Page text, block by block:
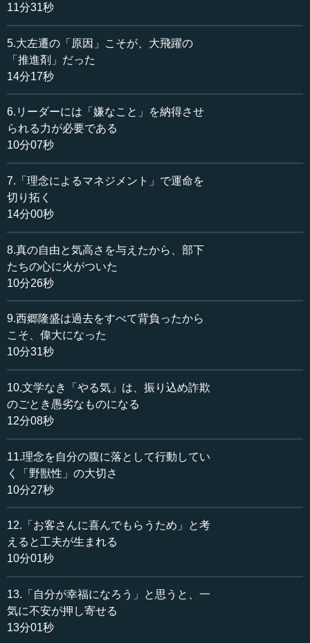
は、「自分がどう生きるべきか」だけ考えていれば、自分
の幸福だけを考えるようになる。しかし、「自分がどう死
ぬべきか」をまず決めると、エゴイズムの観点で決める人
はいない。
なる。だから、それが一つの個人の理念になる。だから、
死生観、死ぬことを決めるのが重要なのです。
僕は、みんなに話しているのだけど、一番簡単な昔の死
生観、庶民がいった死生観は、「家族に囲まれて畳の上で
死にたい」ということ。これには教養がいらない。程度が
低いという意味ではありません。死生観だからこれでいい
のです。
とても重要なのは、「畳の上で家族に囲まれて死にた
い」という考え方を、昔の人のように自分の人生の根源と
切にし、女房と毎日喧嘩していようが離婚はしない。離婚
しないためには、そういう死生観が必要だということなの
です。僕が小さいころに、いろいろな人に聞いた人生観で
は、「畳の上で家族に囲まれて死にたい」というのが一番
多かった。「くだらないな」と子どものころは思っていた
のだけど、これはくだらなくないのです。今の人はそうい
う死生観すら持っていない。浮き草になってしまっていま
す。
死生観が決まらないと、結局、自分の幸福だけを追いか
ける人間になる。ちょうど文学の話が出たからいうと、僕
は、アンドレ ・ジードが好きなのですが、彼の作品『狭き
きたのではない」ということを主人公のアリサが話しま
す。これも重要な思想で、人間は自分が幸福になるために
生まれてきたのではないということが、アンドレ・ジード
には『田園交響楽』だとか『狭き門』だとか、いろいろな
文学があるのだけど、そこに書いてある根源的なテーマな
のです。僕は大好きなのですが。事実、そういう言葉を...
11分31秒
5.大左遷の「原因」こそが、大飛躍の
「推進剤」だった
14分17秒
6.リーダーには「嫌なこと」を納得させ
られる力が必要である
10分07秒
7.「理念によるマネジメント」で運命を
切り拓く
14分00秒
8.真の自由と気高さを与えたから、部下
たちの心に火がついた
10分26秒
9.西郷隆盛は過去をすべて背負ったから
こそ、偉大になった
10分31秒
10.文学なき「やる気」は、振り込め詐欺
のごとき愚劣なものになる
12分08秒
11.理念を自分の腹に落として行動してい
く「野獣性」の大切さ
10分27秒
12.「お客さんに喜んでもらうため」と考
えると工夫が生まれる
10分01秒
13.「自分が幸福になろう」と思うと、一
気に不安が押し寄せる
13分01秒